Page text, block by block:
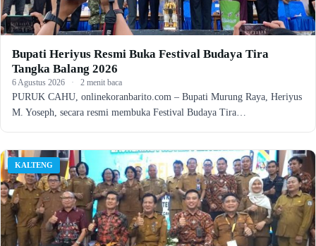
Bupati Heriyus Resmi Buka Festival Budaya Tira
Tangka Balang 2026
6 Agustus 2026 · 2 menit baca
PURUK CAHU, onlinekoranbarito.com – Bupati Murung Raya, Heriyus
M. Yoseph, secara resmi membuka Festival Budaya Tira…
KALTENG